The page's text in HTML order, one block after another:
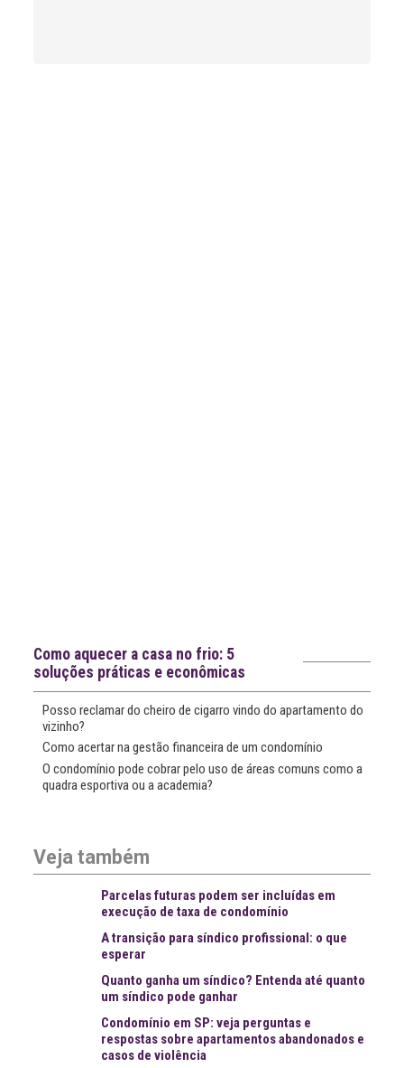
Notícias recentes
Como aquecer a casa no frio: 5
soluções práticas e econômicas
Posso reclamar do cheiro de cigarro vindo do apartamento do
vizinho?
Como acertar na gestão financeira de um condomínio
O condomínio pode cobrar pelo uso de áreas comuns como a
quadra esportiva ou a academia?
Veja também
Parcelas futuras podem ser incluídas em
execução de taxa de condomínio
A transição para síndico profissional: o que
esperar
Quanto ganha um síndico? Entenda até quanto
um síndico pode ganhar
Condomínio em SP: veja perguntas e
respostas sobre apartamentos abandonados e
casos de violência